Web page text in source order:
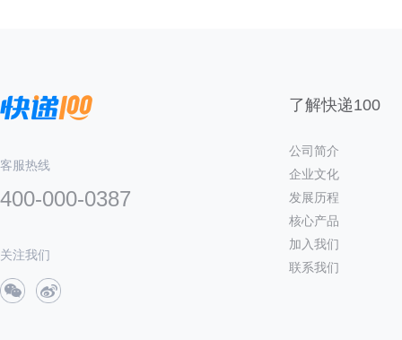
客服热线
400-000-0387
关注我们
了解快递100
公司简介
企业文化
发展历程
核心产品
加入我们
联系我们